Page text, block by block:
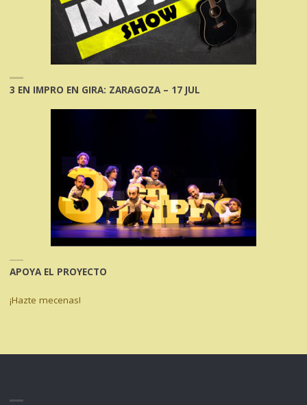
3 EN IMPRO EN GIRA: ZARAGOZA – 17 JUL
APOYA EL PROYECTO
¡Hazte mecenas!